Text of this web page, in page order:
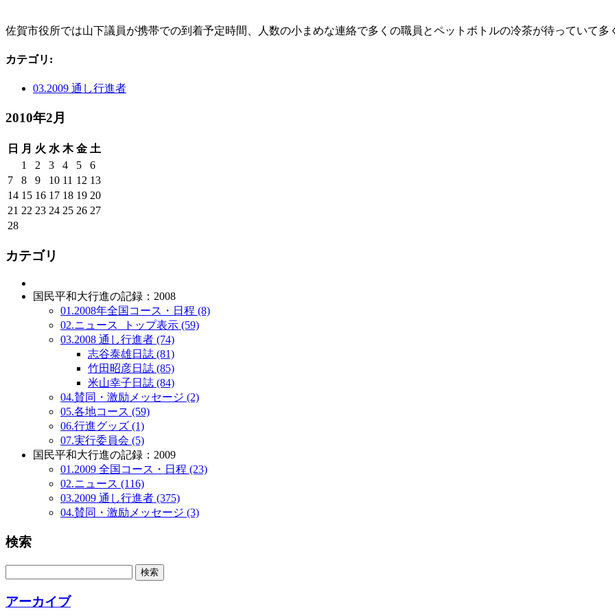
佐賀市役所では山下議員が携帯での到着予定時間、人数の小まめな連絡で多くの職員とペットボトルの冷茶が待っていて多
カテゴリ :
03.2009 通し行進者
2010年2月
日 月 火 水 木 金 土
1
2 3 4 5
6
7
8 9 10 11 12 13
14 15 16 17 18 19 20
21 22 23 24 25 26 27
28
カテゴリ
国民平和大行進の記録：2008
01.2008年全国コース・日程 (8)
02.ニュース_トップ表示 (59)
03.2008 通し行進者 (74)
志谷泰雄日誌 (81)
竹田昭彦日誌 (85)
米山幸子日誌 (84)
04.賛同・激励メッセージ (2)
05.各地コース (59)
06.行進グッズ (1)
07.実行委員会 (5)
国民平和大行進の記録：2009
01.2009 全国コース・日程 (23)
02.ニュース (116)
03.2009 通し行進者 (375)
04.賛同・激励メッセージ (3)
検索
アーカイブ